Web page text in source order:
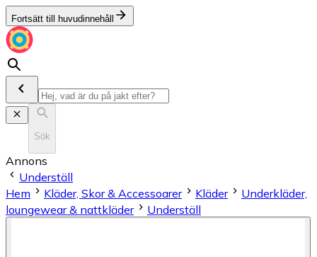
Fortsätt till huvudinnehåll
Sök
Annons
Underställ
Hem
Kläder, Skor & Accessoarer Kläder
Underkläder,
loungewear & nattkläder
Underställ